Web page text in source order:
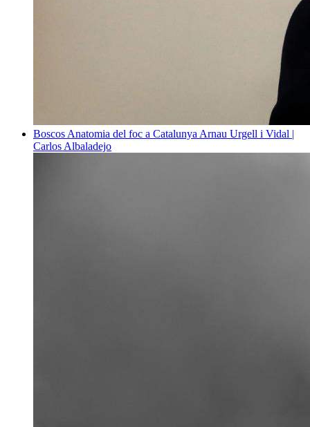
Boscos Anatomia del foc a Catalunya Arnau Urgell i Vidal |
Carlos Albaladejo